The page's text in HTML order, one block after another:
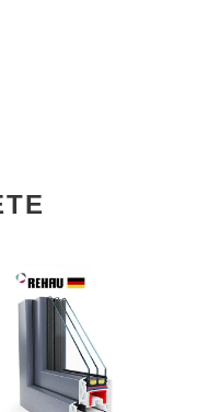
7 kameru
biezums: 80mm
stikls
3 stiklu